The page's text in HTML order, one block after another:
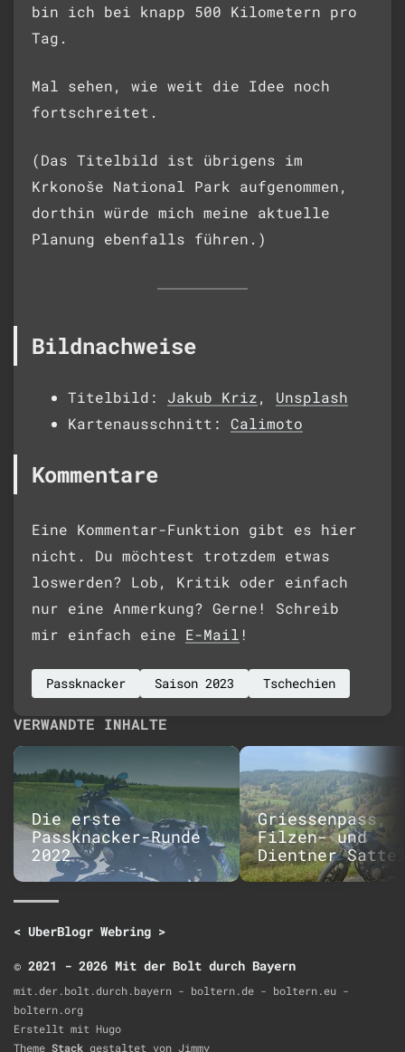
bin ich bei knapp 500 Kilometern pro
Tag.
Mal sehen, wie weit die Idee noch
fortschreitet.
(Das Titelbild ist übrigens im
Krkonoše National Park aufgenommen,
dorthin würde mich meine aktuelle
Planung ebenfalls führen.)
Bildnachweise
Titelbild: Jakub Kriz , Unsplash
Kartenausschnitt: Calimoto
Kommentare
Eine Kommentar-Funktion gibt es hier
nicht. Du möchtest trotzdem etwas
loswerden? Lob, Kritik oder einfach
nur eine Anmerkung? Gerne! Schreib
mir einfach eine E-Mail !
Passknacker Saison 2023 Tschechien
VERWANDTE INHALTE
Die erste
Passknacker-Runde
2022
Griessenpass,
Filzen- und
Dientner
< UberBlogr Webring >
© 2021 - 2026 Mit der Bolt durch Bayern
mit.der.bolt.durch.bayern - boltern.de - boltern.eu -
boltern.org
Erstellt mit Hugo
Theme Stack gestaltet von Jimmy